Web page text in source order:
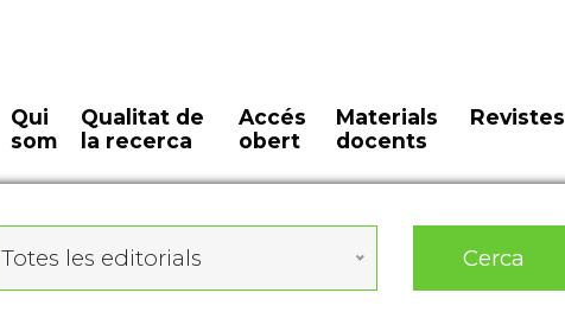
Qui
som
Qualitat de
la recerca
Accés
obert
Materials
docents
Revistes
Totes les editorials Cerca